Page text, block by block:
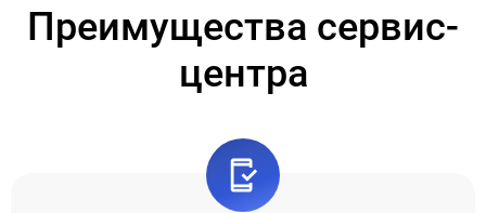
Преимущества сервис-
центра